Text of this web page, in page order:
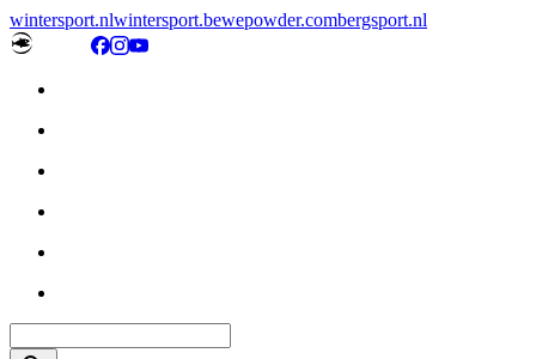
wintersport.nlwintersport.bewepowder.combergsport.nl